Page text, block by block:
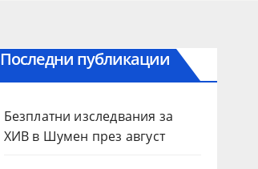
Последни публикации
Безплатни изследвания за
ХИВ в Шумен през август